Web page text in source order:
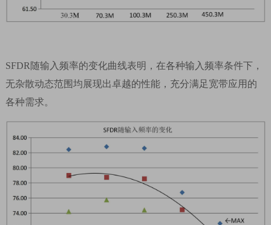
SFDR 随输入频率的变化曲线表明，在各种输入频率条件下，
无杂散动态范围均展现出卓越的性能，充分满足宽带应用的
各种需求。